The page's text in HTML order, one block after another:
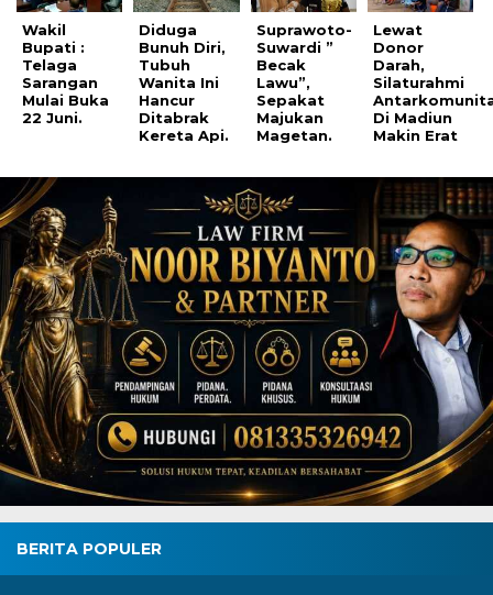
Wakil
Bupati :
Telaga
Sarangan
Mulai Buka
22 Juni.
Diduga
Bunuh Diri,
Tubuh
Wanita Ini
Hancur
Ditabrak
Kereta Api.
Suprawoto-
Suwardi ”
Becak
Lawu”,
Sepakat
Majukan
Magetan.
Lewat
Donor
Darah,
Silaturahmi
Di Madiun
Makin Erat
BERITA POPULER